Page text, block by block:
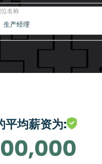
名称
平均薪资为: